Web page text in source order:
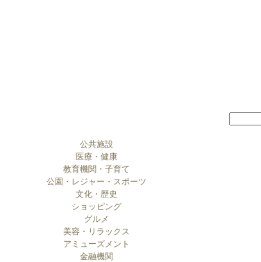
公共施設
医療・健康
教育機関・子育て
公園・レジャー・スポーツ
文化・歴史
ショッピング
グルメ
美容・リラックス
アミューズメント
金融機関